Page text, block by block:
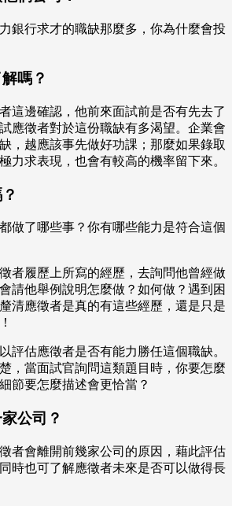
銀行求才的職缺那麼多，你為什麼會投
嗎？
這邊確認，他前來面試前是否有先去了
應徵者對於這份職缺有多渴望。企業會
，越應該事先做好功課；那麼如果錄取
力求表現，也會有較高的機率留下來。
做了哪些事？你有哪些能力是符合這個
者履歷上所寫的經歷，去詢問他曾經做
請他舉例說明怎麼做？如何做？遇到困
清應徵者是真的有這些經歷，還是只是
評估應徵者是否有能力勝任這個職缺。
，當面試官詢問這類題目時，你要怎麼
節要怎麼描述會更恰當？
公司？
者會離開前幾家公司的原因，藉此評估
時也可了解應徵者未來是否可以做得長